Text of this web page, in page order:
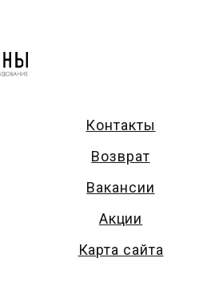
Контакты
Возврат
Вакансии
Акции
Карта сайта